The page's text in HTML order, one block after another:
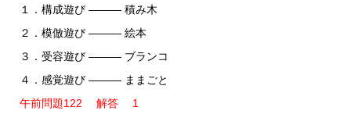
１．構成遊び ――― 積み木
２．模倣遊び ――― 絵本
３．受容遊び ――― ブランコ
４．感覚遊び ――― ままごと
午前問題122 解答 1